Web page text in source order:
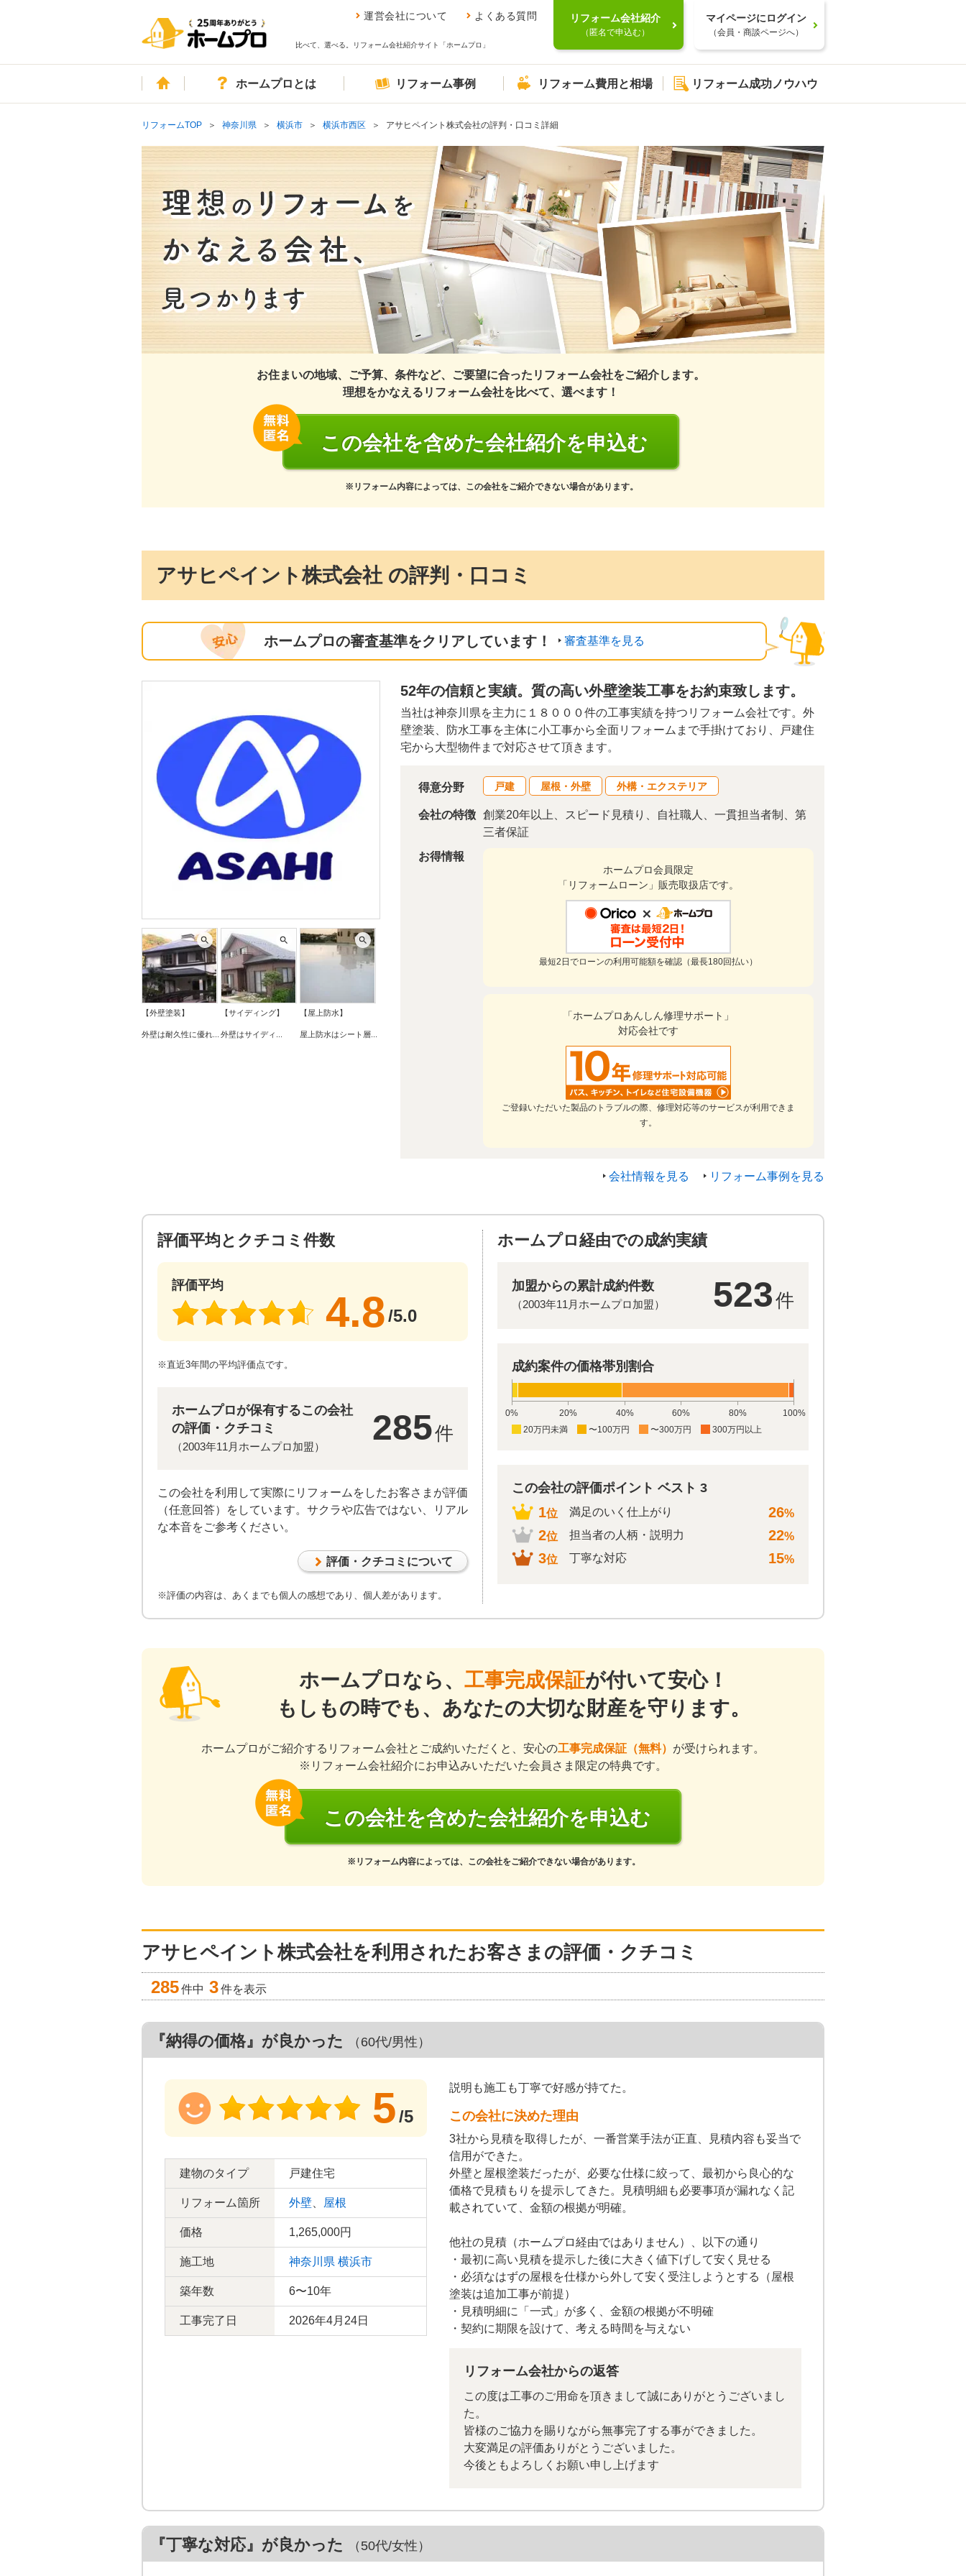
運営会社について よくある質問
比べて、選べる。リフォーム会社紹介サイト「ホームプロ」
リフォーム会社紹介
（匿名で申込む）
マイページにログイン
（会員・商談ページへ）
ホームホームプロとは リフォーム事例 リフォーム費用と相場 リフォーム成功ノウハウ
リフォームTOP 神奈川県 横浜市 横浜市西区 アサヒペイント株式会社の評判・口コミ詳細
お住まいの地域、ご予算、条件など、ご要望に合ったリフォーム会社をご紹介します。
理想をかなえるリフォーム会社を比べて、選べます！
この会社を含めた会社紹介を申込む
※リフォーム内容によっては、この会社をご紹介できない場合があります。
アサヒペイント株式会社 の評判・口コミ
ホームプロの審査基準をクリアしています！ 審査基準を見る
【外壁塗装】
外壁は耐久性に優れ...
【サイディング】
外壁はサイディ...
【屋上防水】
屋上防水はシート層...
52年の信頼と実績。質の高い外壁塗装工事をお約束致します。
当社は神奈川県を主力に１８０００件の工事実績を持つリフォーム会社です。外
壁塗装、防水工事を主体に小工事から全面リフォームまで手掛けており、戸建住
宅から大型物件まで対応させて頂きます。
得意分野 戸建 屋根・外壁 外構・エクステリア
会社の特徴 創業20年以上、スピード見積り、自社職人、一貫担当者制、第
三者保証
お得情報
ホームプロ会員限定
「リフォームローン」販売取扱店です。
最短2日でローンの利用可能額を確認（最長180回払い）
「ホームプロあんしん修理サポート」
対応会社です
ご登録いただいた製品のトラブルの際、修理対応等のサービスが利用できま
す。
会社情報を見る リフォーム事例を見る
評価平均とクチコミ件数
評価平均
4.8/5.0
※直近3年間の平均評価点です。
ホームプロが保有するこの会社
の評価・クチコミ
（2003年11月ホームプロ加盟） 285件
この会社を利用して実際にリフォームをしたお客さまが評価
（任意回答）をしています。サクラや広告ではない、リアル
な本音をご参考ください。
評価・クチコミについて
※評価の内容は、あくまでも個人の感想であり、個人差があります。
ホームプロ経由での成約実績
加盟からの累計成約件数
（2003年11月ホームプロ加盟） 523件
成約案件の価格帯別割合
0% 20% 40% 60% 80%
100%
20万円未満
〜100万円 〜300万円 300万円以上
この会社の評価ポイント ベスト 3
1位 満足のいく仕上がり 26%
2位 担当者の人柄・説明力 22%
3位 丁寧な対応 15%
ホームプロなら、 工事完成保証が付いて安心！
もしもの時でも、あなたの大切な財産を守ります。
ホームプロがご紹介するリフォーム会社とご成約いただくと、安心の工事完成保証（無料） が受けられます。
※リフォーム会社紹介にお申込みいただいた会員さま限定の特典です。
この会社を含めた会社紹介を申込む
※リフォーム内容によっては、この会社をご紹介できない場合があります。
アサヒペイント株式会社を利用されたお客さまの評価・クチコミ
285件中 3件を表示
『納得の価格』が良かった （60代/男性）
5/5
建物のタイプ 戸建住宅
リフォーム箇所 外壁 屋根
価格 1,265,000円
施工地 神奈川県 横浜市
築年数 6〜10年
工事完了日 2026年4月24日
説明も施工も丁寧で好感が持てた。
この会社に決めた理由
3社から見積を取得したが、一番営業手法が正直、見積内容も妥当で
信用ができた。
外壁と屋根塗装だったが、必要な仕様に絞って、最初から良心的な
価格で見積もりを提示してきた。見積明細も必要事項が漏れなく記
載されていて、金額の根拠が明確。
他社の見積（ホームプロ経由ではありません）、以下の通り
・最初に高い見積を提示した後に大きく値下げして安く見せる
・必須なはずの屋根を仕様から外して安く受注しようとする（屋根
塗装は追加工事が前提）
・見積明細に「一式」が多く、金額の根拠が不明確
・契約に期限を設けて、考える時間を与えない
リフォーム会社からの返答
この度は工事のご用命を頂きまして誠にありがとうございまし
た。
皆様のご協力を賜りながら無事完了する事ができました。
大変満足の評価ありがとうございました。
今後ともよろしくお願い申し上げます
『丁寧な対応』が良かった （50代/女性）